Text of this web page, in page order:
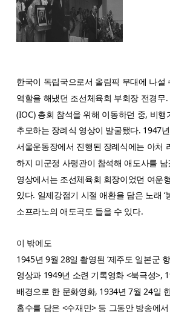
한국이 독립국으로서 올림픽 무대에 나설
역할을 해냈던 조선체육회 부회장 전경무
(IOC) 총회 참석을 위해 이동하던 중, 비행
추모하는 장례식 영상이 발굴됐다. 1947
서울운동장에서 진행된 장례식에는 아처
하지 미군정 사령관이 참석해 애도사를
영상에서는 조선체육회 회장이었던 여운
있다. 일제강점기 시절 애환을 담은 노래 ‘
소프라노의 애도곡도 들을 수 있다.
이 밖에도
1945년 9월 28일 촬영된 ‘제주도 일본군
영상과 1949년 소련 기록영화 <북극성>,
배경으로 한 문화영화, 1934년 7월 24일
홍수를 담은 <수재민> 등 그동안 방송에